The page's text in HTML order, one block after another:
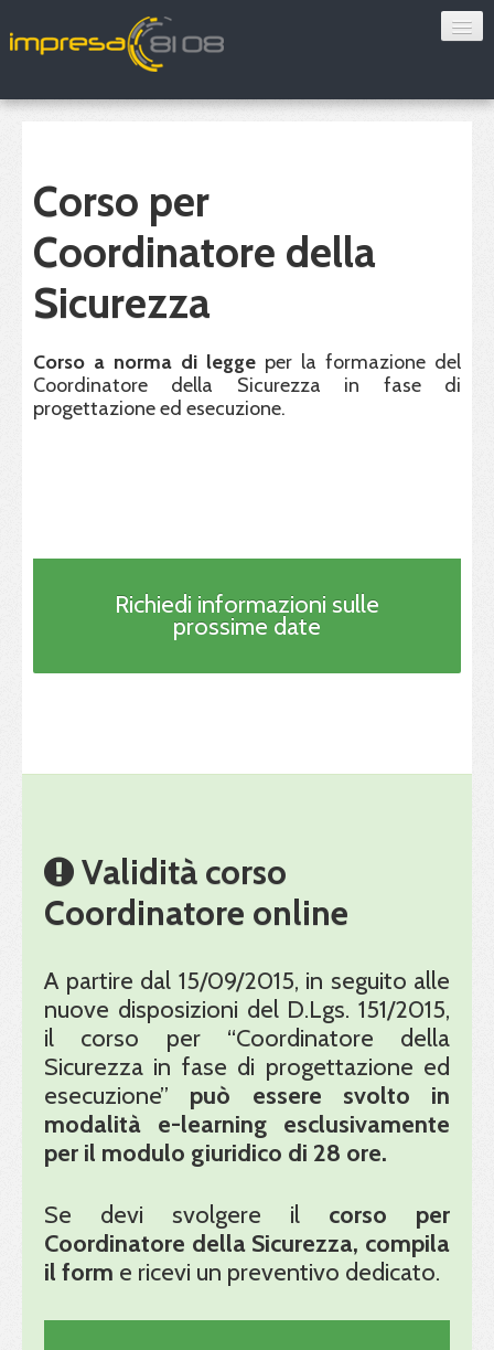
Sorveglianza sanitaria
Verifica 8108
Corso per
Coordinatore della
Sicurezza
Corso a norma di legge per la formazione del
Coordinatore della Sicurezza in fase di
progettazione ed esecuzione.
Richiedi informazioni sulle
prossime date
Validità corso
Coordinatore online
A partire dal 15/09/2015, in seguito alle
nuove disposizioni del D.Lgs. 151/2015,
il corso per “Coordinatore della
Sicurezza in fase di progettazione ed
esecuzione” può essere svolto in
modalità e-learning esclusivamente
per il modulo giuridico di 28 ore.
Se devi svolgere il corso per
Coordinatore della Sicurezza, compila
il form e ricevi un preventivo dedicato.